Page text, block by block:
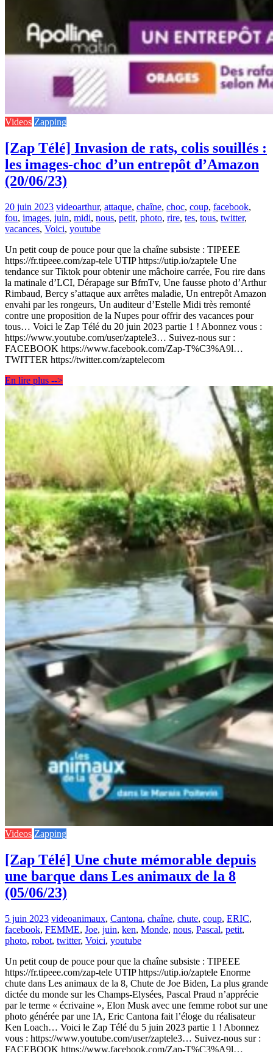
Videos Zapping
[Zap Télé] Invasion de rats, colis souillés :
les images-choc d’un entrepôt d’Amazon
(20/06/23)
20 juin 2023 videoarthur, attaque, chaîne, choc, coup, facebook,
fou, images, juin, midi, nous, petit, photo, rire, tes, tous, twitter,
vacances, Voici, youtube
Un petit coup de pouce pour que la chaîne subsiste : TIPEEE
https://fr.tipeee.com/zap-tele UTIP https://utip.io/zaptele Une
tendance sur Tiktok pour obtenir une mâchoire carrée, Fou rire dans
la matinale d’LCI, Dérapage sur BfmTv, Une fausse photo d’Arthur
Rimbaud, Bercy s’attaque aux arrêtes maladie, Un entrepôt Amazon
envahi par les rongeurs, Un auditeur d’Estelle Midi très remonté
contre une proposition de la Nupes pour offrir des vacances pour
tous… Voici le Zap Télé du 20 juin 2023 partie 1 ! Abonnez vous :
https://www.youtube.com/user/zaptele3… Suivez-nous sur :
FACEBOOK https://www.facebook.com/Zap-T%C3%A9l…
TWITTER https://twitter.com/zaptelecom
En lire plus -->
Videos Zapping
[Zap Télé] Une chute mémorable depuis
une barque dans Les animaux de la 8
(05/06/23)
5 juin 2023 videoanimaux, Cantona, chaîne, chute, coup, ERIC,
facebook, FEMME, Joe, juin, ken, Monde, nous, Pascal, petit,
photo, robot, twitter, Voici, youtube
Un petit coup de pouce pour que la chaîne subsiste : TIPEEE
https://fr.tipeee.com/zap-tele UTIP https://utip.io/zaptele Enorme
chute dans Les animaux de la 8, Chute de Joe Biden, La plus grande
dictée du monde sur les Champs-Elysées, Pascal Praud n’apprécie
par le terme « écrivaine », Elon Musk avec une femme robot sur une
photo générée par une IA, Eric Cantona fait l’éloge du réalisateur
Ken Loach… Voici le Zap Télé du 5 juin 2023 partie 1 ! Abonnez
vous : https://www.youtube.com/user/zaptele3… Suivez-nous sur :
FACEBOOK https://www.facebook.com/Zap-T%C3%A9l…